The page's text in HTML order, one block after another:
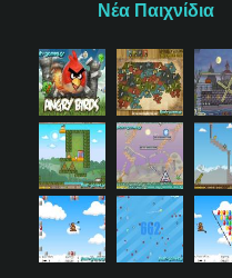
Νέα Παιχνίδια